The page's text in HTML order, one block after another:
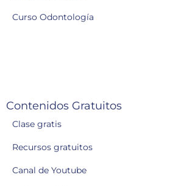
Curso Odontología
Contenidos Gratuitos
Clase gratis
Recursos gratuitos
Canal de Youtube